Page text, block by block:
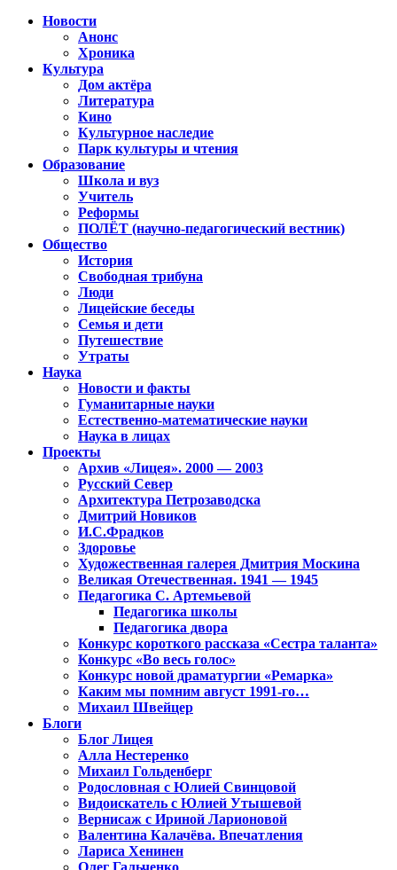
Новости
Анонс
Хроника
Культура
Дом актёра
Литература
Кино
Культурное наследие
Парк культуры и чтения
Образование
Школа и вуз
Учитель
Реформы
ПОЛЁТ (научно-педагогический вестник)
Общество
История
Свободная трибуна
Люди
Лицейские беседы
Семья и дети
Путешествие
Утраты
Наука
Новости и факты
Гуманитарные науки
Естественно-математические науки
Наука в лицах
Проекты
Архив «Лицея». 2000 — 2003
Русский Север
Архитектура Петрозаводска
Дмитрий Новиков
И.С.Фрадков
Здоровье
Художественная галерея Дмитрия Москина
Великая Отечественная. 1941 — 1945
Педагогика С. Артемьевой
Педагогика школы
Педагогика двора
Конкурс короткого рассказа «Сестра таланта»
Конкурс «Во весь голос»
Конкурс новой драматургии «Ремарка»
Каким мы помним август 1991-го…
Михаил Швейцер
Блоги
Блог Лицея
Алла Нестеренко
Михаил Гольденберг
Родословная с Юлией Свинцовой
Видоискатель с Юлией Утышевой
Вернисаж с Ириной Ларионовой
Валентина Калачёва. Впечатления
Лариса Хенинен